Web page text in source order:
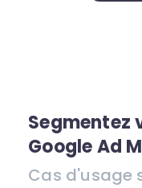
Segmentez
Google Ad
Cas d'usage